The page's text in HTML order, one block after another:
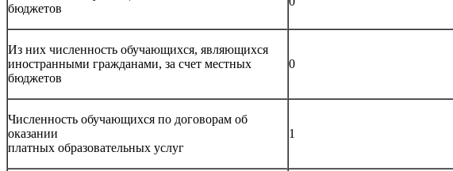
бюджетов
Из них численность обучающихся, являющихся
иностранными гражданами, за счет местных
бюджетов
0
Численность обучающихся по договорам об
оказании
платных образовательных услуг
1